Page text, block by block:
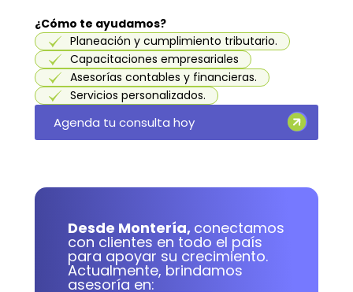
¿Cómo te ayudamos?
Planeación y cumplimiento tributario.
Capacitaciones empresariales
Asesorías contables y financieras.
Servicios personalizados.
Agenda tu consulta hoy
Desde Montería, conectamos
con clientes en todo el país
para apoyar su crecimiento.
Actualmente, brindamos
asesoría en: